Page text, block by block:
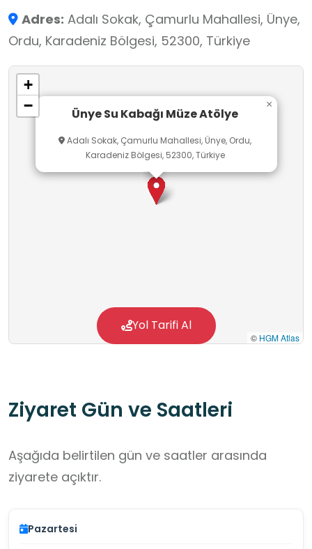
Adres: Adalı Sokak, Çamurlu Mahallesi, Ünye,
Ordu, Karadeniz Bölgesi, 52300, Türkiye
Ünye Su Kabağı Müze Atölye
Adalı Sokak, Çamurlu Mahallesi, Ünye, Ordu,
Karadeniz Bölgesi, 52300, Türkiye
×
+
−
© HGM Atlas
Yol Tarifi Al
Ziyaret Gün ve Saatleri
Aşağıda belirtilen gün ve saatler arasında
ziyarete açıktır.
Pazartesi